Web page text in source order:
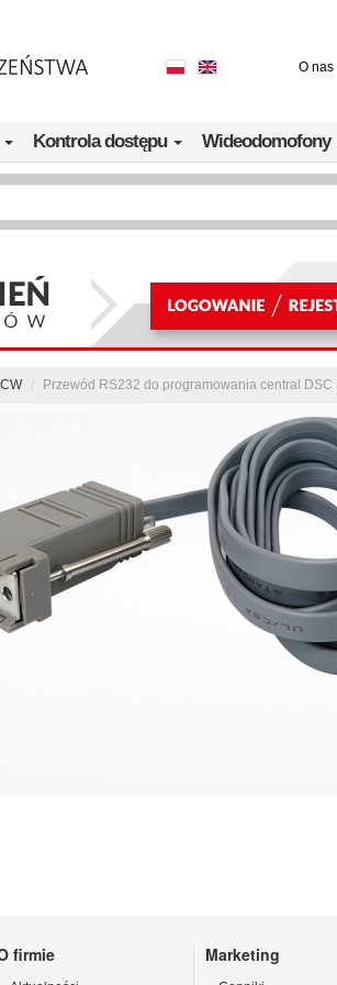
O nas
Kontrola dostępu Wideodomofony
Przewód RS232 do programowania central DSC
firmie Marketing